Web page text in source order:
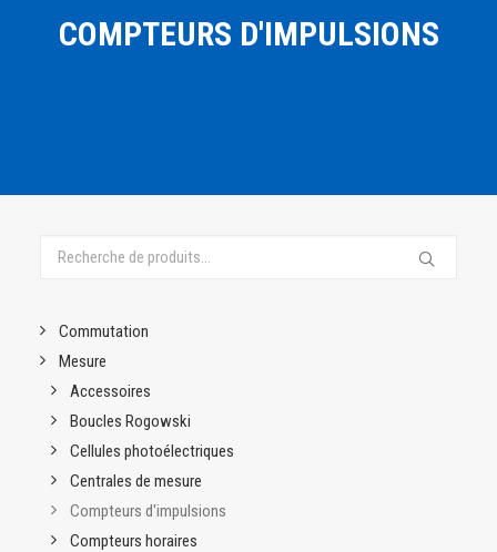
Temporisation
Commutation
COMPTEURS D'IMPULSIONS
Recherche
Commutation
Mesure
Accessoires
Boucles Rogowski
Cellules photoélectriques
Centrales de mesure
Compteurs d'impulsions
Compteurs horaires